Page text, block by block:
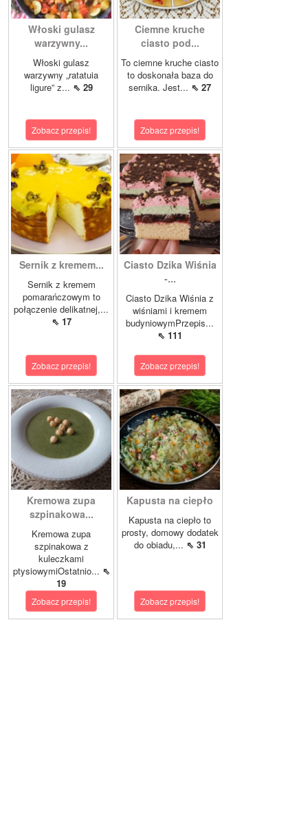
Włoski gulasz
warzywny...
Włoski gulasz
warzywny „ratatuia
ligure” z... ⇖ 29
Zobacz przepis!
Ciemne kruche
ciasto pod...
To ciemne kruche ciasto
to doskonała baza do
sernika. Jest... ⇖ 27
Zobacz przepis!
Sernik z kremem...
Sernik z kremem
pomarańczowym to
połączenie delikatnej,...
⇖ 17
Zobacz przepis!
Ciasto Dzika Wiśnia
-...
Ciasto Dzika Wiśnia z
wiśniami i kremem
budyniowymPrzepis...
⇖ 111
Zobacz przepis!
Kremowa zupa
szpinakowa...
Kremowa zupa
szpinakowa z
kuleczkami
ptysiowymiOstatnio... ⇖
19
Zobacz przepis!
Kapusta na ciepło
Kapusta na ciepło to
prosty, domowy dodatek
do obiadu,... ⇖ 31
Zobacz przepis!